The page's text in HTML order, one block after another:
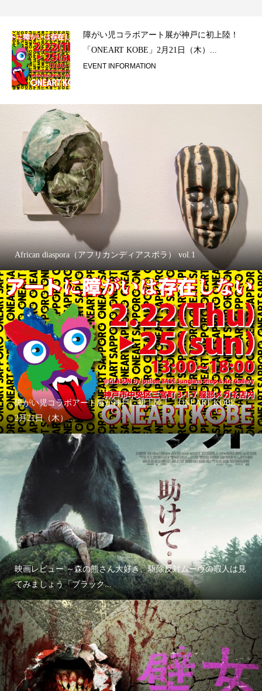
障がい児コラボアート展が神戸に初上陸！
「ONEART KOBE」2月21日（木）...
EVENT INFORMATION
African diaspora（アフリカンディアスポラ） vol.1
障がい児コラボアート展が神戸に初上陸！「ONEART KOBE」
2月21日（木）...
映画レビュー ～森の熊さん大好き、駆除反対ムーヴの暇人は見
てみましょう「ブラック...